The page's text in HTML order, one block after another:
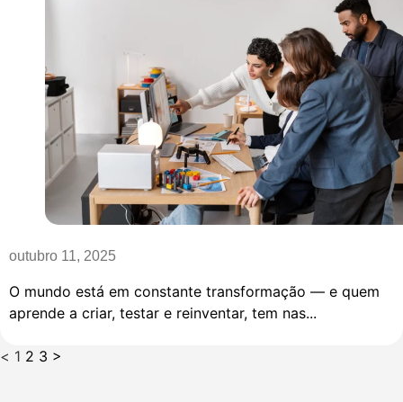
outubro 11, 2025
O mundo está em constante transformação — e quem
aprende a criar, testar e reinventar, tem nas...
< 1 2 3 >